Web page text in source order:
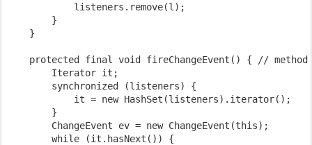
            listeners.remove(l);
        }
    }
protected final void fireChangeEvent() { //
        Iterator
it;
        synchronized (listeners) {
            it = new HashSet
(listeners).iterator();
        }
        ChangeEvent ev = new ChangeEvent(this);
        while (it.hasNext()) {